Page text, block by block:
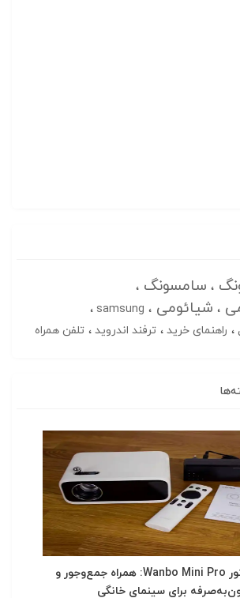
سامسونگ
شیائومی
samsung
راهنمای خرید ترفند اندروید تلفن همراه
ویدئو پروژکتور Wanbo Mini Pro: همراه جمع‌وجور و
برای سینمای خانگی